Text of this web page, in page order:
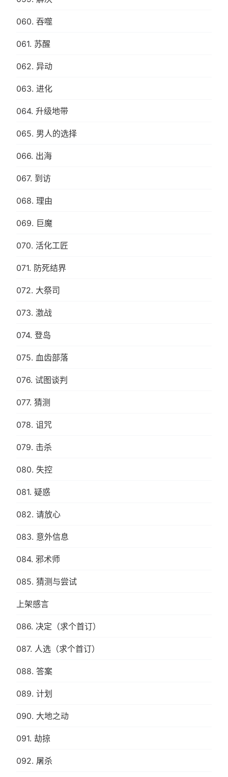
060. 吞噬
061. 苏醒
062. 异动
063. 进化
064. 升级地带
065. 男人的选择
066. 出海
067. 到访
068. 理由
069. 巨魔
070. 活化工匠
071. 防死结界
072. 大祭司
073. 激战
074. 登岛
075. 血齿部落
076. 试图谈判
077. 猜测
078. 诅咒
079. 击杀
080. 失控
081. 疑惑
082. 请放心
083. 意外信息
084. 邪术师
085. 猜测与尝试
上架感言
086. 决定（求个首订）
087. 人选（求个首订）
088. 答案
089. 计划
090. 大地之动
091. 劫掠
092. 屠杀